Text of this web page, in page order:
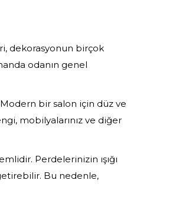
dekorasyonun birçok
odanın genel
bir salon için düz ve
mobilyalarınız ve diğer
Perdelerinizin ışığı
Bu nedenle,